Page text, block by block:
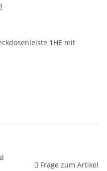
1HE mit
Frage zum Artikel